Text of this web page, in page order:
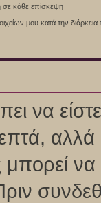
σε κάθε επίσκεψη
μου κατά την διάρκεια
να
μπορεί